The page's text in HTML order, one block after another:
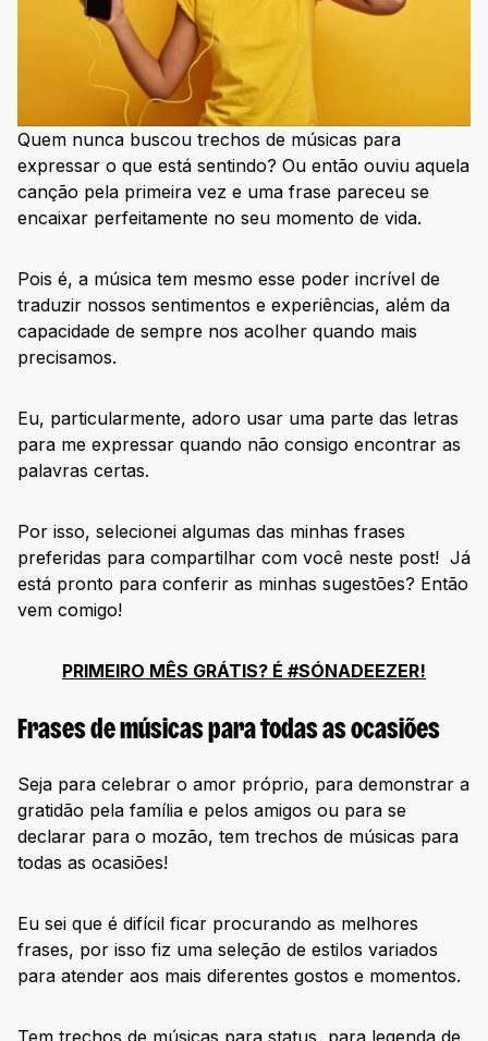
Quem nunca buscou trechos de músicas para
expressar o que está sentindo? Ou então ouviu aquela
canção pela primeira vez e uma frase pareceu se
encaixar perfeitamente no seu momento de vida.
Pois é, a música tem mesmo esse poder incrível de
traduzir nossos sentimentos e experiências, além da
capacidade de sempre nos acolher quando mais
precisamos.
Eu, particularmente, adoro usar uma parte das letras
para me expressar quando não consigo encontrar as
palavras certas.
Por isso, selecionei algumas das minhas frases
preferidas para compartilhar com você neste post! Já
está pronto para conferir as minhas sugestões? Então
vem comigo!
PRIMEIRO MÊS GRÁTIS? É #SÓNADEEZER!
Frases de músicas para todas as ocasiões
Seja para celebrar o amor próprio, para demonstrar a
gratidão pela família e pelos amigos ou para se
declarar para o mozão, tem trechos de músicas para
todas as ocasiões!
Eu sei que é difícil ficar procurando as melhores
frases, por isso fiz uma seleção de estilos variados
para atender aos mais diferentes gostos e momentos.